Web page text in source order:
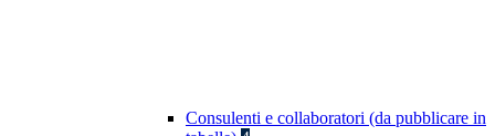
Consulenti e collaboratori (da pubblicare in